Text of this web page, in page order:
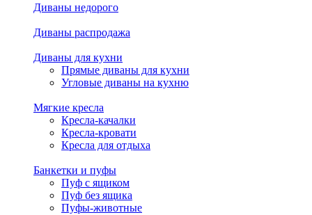
Диваны недорого
Диваны распродажа
Диваны для кухни
Прямые диваны для кухни
Угловые диваны на кухню
Мягкие кресла
Кресла-качалки
Кресла-кровати
Кресла для отдыха
Банкетки и пуфы
Пуф с ящиком
Пуф без ящика
Пуфы-животные